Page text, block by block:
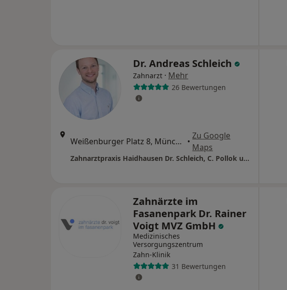
Dr. Andreas Schleich
Zahnarzt · Mehr
26 Bewertungen
Weißenburger Platz 8, München •
Zu Google
Maps
Zahnarztpraxis Haidhausen Dr. Schleich, C. Pollok und J. Kurpiers
Zahnärzte im
Fasanenpark Dr. Rainer
Voigt MVZ GmbH
Medizinisches
Versorgungszentrum
Zahn-Klinik
31 Bewertungen